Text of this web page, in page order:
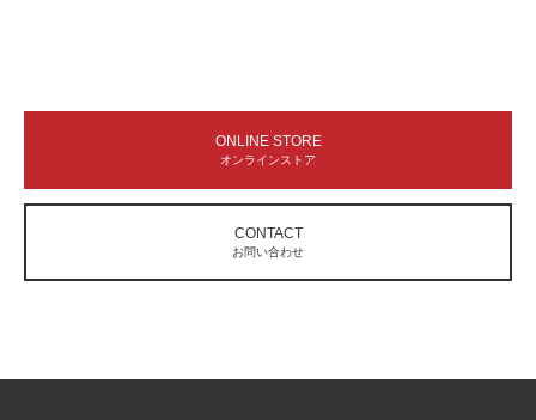
ONLINE STORE
オンラインストア
CONTACT
お問い合わせ